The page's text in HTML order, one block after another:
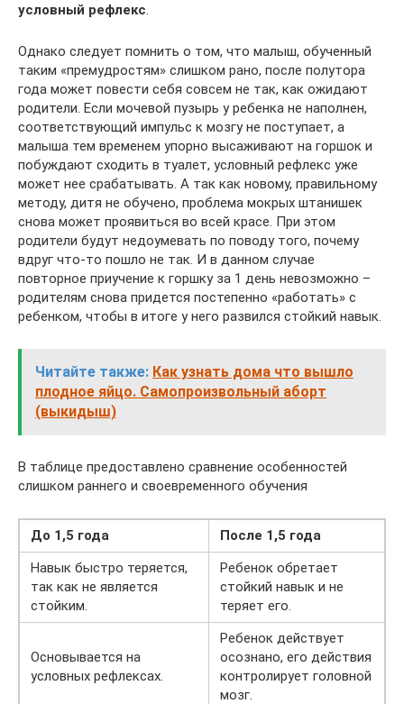
условный рефлекс.
Однако следует помнить о том, что малыш, обученный
таким «премудростям» слишком рано, после полутора
года может повести себя совсем не так, как ожидают
родители. Если мочевой пузырь у ребенка не наполнен,
соответствующий импульс к мозгу не поступает, а
малыша тем временем упорно высаживают на горшок и
побуждают сходить в туалет, условный рефлекс уже
может нее срабатывать. А так как новому, правильному
методу, дитя не обучено, проблема мокрых штанишек
снова может проявиться во всей красе. При этом
родители будут недоумевать по поводу того, почему
вдруг что-то пошло не так. И в данном случае
повторное приучение к горшку за 1 день невозможно –
родителям снова придется постепенно «работать» с
ребенком, чтобы в итоге у него развился стойкий навык.
Читайте также: Как узнать дома что вышло
плодное яйцо. Самопроизвольный аборт
(выкидыш)
В таблице предоставлено сравнение особенностей
слишком раннего и своевременного обучения
До 1,5 года
После 1,5 года
Навык быстро теряется,
так как не является
стойким.
Ребенок обретает
стойкий навык и не
теряет его.
Основывается на
условных рефлексах.
Ребенок действует
осознано, его действия
контролирует головной
мозг.